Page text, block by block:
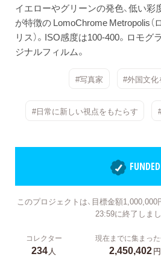
イエローやグリーンの発色、低い彩
が特徴の LomoChrome Metropolis（
リス）。ISO感度は100-400。ロモグ
ジナルフィルム。
#写真家 #外国文化
#日常に新しい視点をもたらす
FUNDED
このプロジェクトは、目標金額1,000,000
23:59に終了しまし
コレクター
234人
現在までに集まっ
2,450,402円